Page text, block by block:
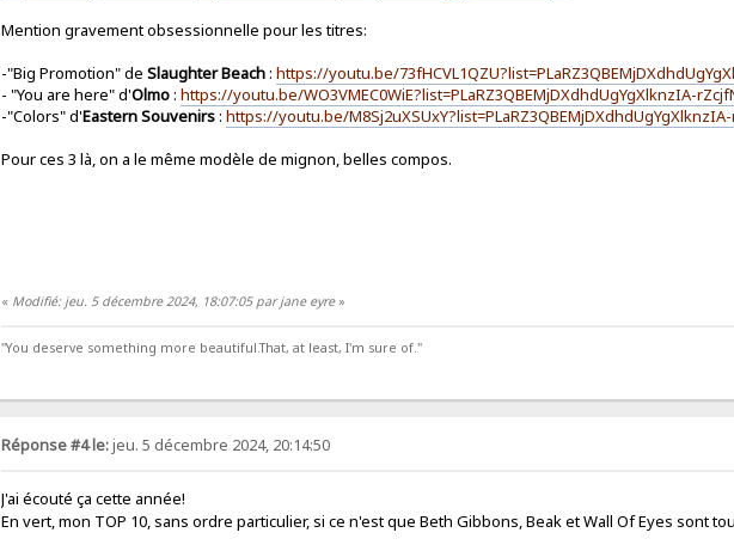
Mention gravement obsessionnelle pour les titres:
-"Big Promotion" de Slaughter Beach:https://youtu.be/
- "You are here" d'Olmo:https://youtu.be/WO3VMEC0WiE?list=PLaRZ3QBEMjDXdhdUgYgXlknzIA-
-"Colors" d'Eastern Souvenirs:https://youtu.be/
Pour ces 3 là, on a le même modèle de mignon, belles compos.
« Modifié: jeu. 5 décembre 2024, 18:07:05 par jane eyre»
"You deserve something more beautiful.That, at least, I'm sure of."
Réponse #4 le:jeu. 5 décembre 2024, 20:14:50
J'ai écouté ça cette année!
En vert, mon TOP 10, sans ordre particulier, si ce n'est que Beth Gibbons, Beak et Wall Of Eyes sont